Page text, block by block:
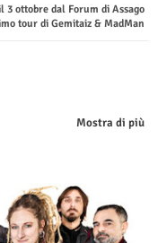
3 ottobre dal Forum di Assago
tour di Gemitaiz & MadMan
Mostra di più